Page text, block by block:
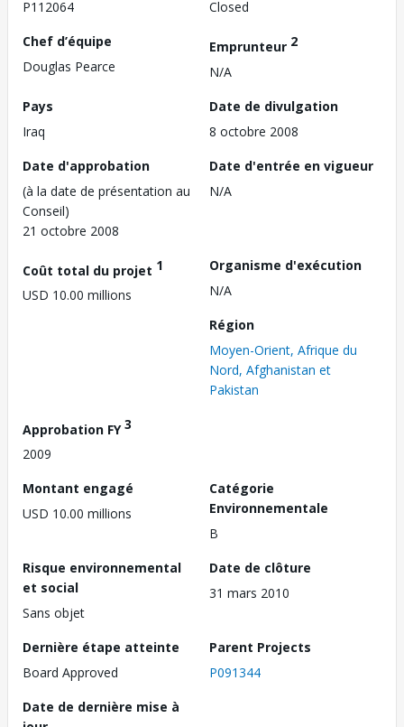
P112064
Closed
Chef d’équipe
Douglas Pearce
Emprunteur 2
N/A
Pays
Iraq
Date de divulgation
8 octobre 2008
Date d'approbation
(à la date de présentation au
Conseil)
21 octobre 2008
Date d'entrée en vigueur
N/A
Coût total du projet 1
USD 10.00 millions
Organisme d'exécution
N/A
Région
Moyen-Orient, Afrique du
Nord, Afghanistan et
Pakistan
Approbation FY3
2009
Montant engagé
USD 10.00 millions
Catégorie
Environnementale
B
Risque environnemental
et social
Sans objet
Date de clôture
31 mars 2010
Dernière étape atteinte
Board Approved
Parent Projects
P091344
Date de dernière mise à